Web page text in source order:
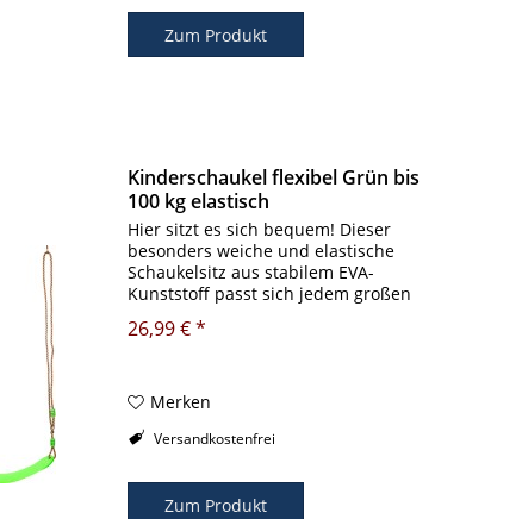
Zum Produkt
Kinderschaukel flexibel Grün bis
100 kg elastisch
Hier sitzt es sich bequem! Dieser
besonders weiche und elastische
Schaukelsitz aus stabilem EVA-
Kunststoff passt sich jedem großen
und kleinen Himmelsstürmer und
erst recht jedem Schaukelspaß
26,99 € *
Merken
Versandkostenfrei
Zum Produkt